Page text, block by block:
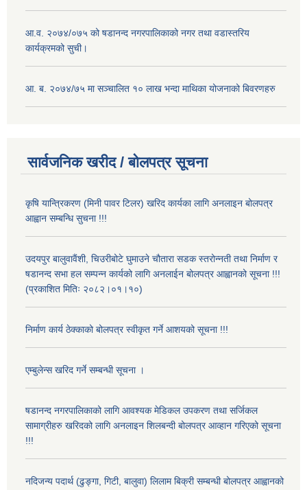
आ.व. २०७४/०७५ को षडानन्द नगरपालिकाको नगर तथा वडास्तरिय
कार्यक्रमको सुची।
आ. ब. २०७४/७५ मा सञ्चालित १० लाख भन्दा माथिका योजनाको बिवरणहरु
सार्वजनिक खरीद / बोलपत्र सूचना
कृषि यान्त्रिकरण (मिनी पावर टिलर) खरिद कार्यका लागि अनलाइन बोलपत्र
आह्वान सम्बन्धि सुचना !!!
उदयपुर बालुवावैंशी, चिउरीबोटे घुमाउने चौतारा सडक स्तरोन्नती तथा निर्माण र
षडानन्द सभा हल सम्पन्न कार्यको लागि अनलाईन बोलपत्र आह्वानको सूचना !!!
(प्रकाशित मितिः २०८२।०१।१०)
निर्माण कार्य ठेक्काको बोलपत्र स्वीकृत गर्ने आशयको सूचना !!!
एम्बुलेन्स खरिद गर्ने सम्बन्धी सूचना ।
षडानन्द नगरपालिकाको लागि आवश्यक मेडिकल उपकरण तथा सर्जिकल
सामाग्रीहरु खरिदको लागि अनलाइन शिलबन्दी बोलपत्र आव्हान गरिएको सूचना
!!!
नदिजन्य पदार्थ (ढुङ्गा, गिटी, बालुवा) लिलाम बिक्री सम्बन्धी बोलपत्र आह्वानको